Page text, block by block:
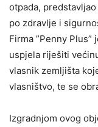
otpada,
po zdravlje i
Firma ”Penny
uspjela riješiti
vlasnik zemljišta
vlasništvo, te se
Izgradnjom ovog